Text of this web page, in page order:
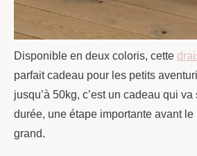
Disponible en deux coloris, cette
parfait cadeau pour les petits
jusqu’à 50kg, c’est un cadeau qui va
durée, une étape importante avant
grand.